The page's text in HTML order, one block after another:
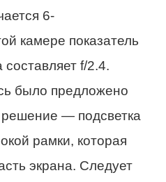
6-
камере показатель
f/2.4.
было предложено
— подсветка
рамки, которая
экрана. Следует